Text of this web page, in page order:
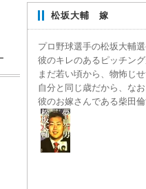
松坂大輔 嫁
プロ野球選手の松坂大輔
彼のキレのあるピッチン
まだ若い頃から、物怖じ
自分と同じ歳だから、な
彼のお嫁さんである柴田